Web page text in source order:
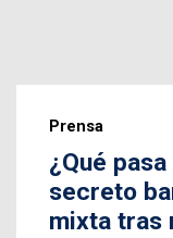
Prensa
¿Qué
secreto
mixta tras